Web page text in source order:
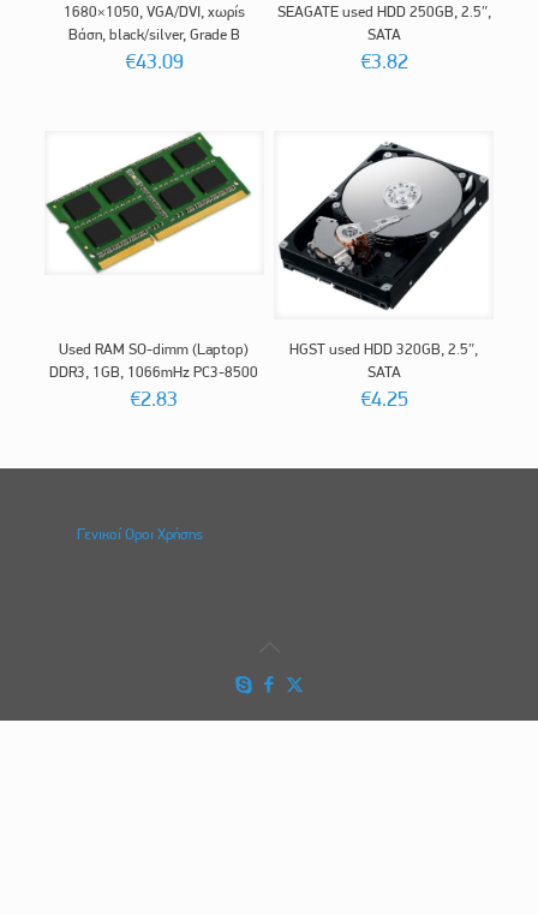
1680×1050, VGA/DVI, χωρίς
Βάση, black/silver, Grade B
€43.09
SEAGATE used HDD 250GB, 2.5″,
SATA
€3.82
Used RAM SO-dimm (Laptop)
DDR3, 1GB, 1066mHz PC3-8500
€2.83
HGST used HDD 320GB, 2.5″,
SATA
€4.25
Γενικοί Οροι Χρήσης